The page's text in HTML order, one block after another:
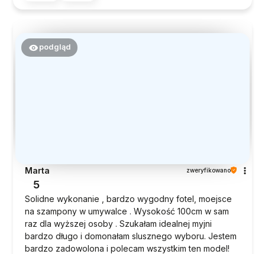
podgląd
Marta zweryfikowano
5
Solidne wykonanie , bardzo wygodny fotel, moejsce
na szampony w umywalce . Wysokość 100cm w sam
raz dla wyższej osoby . Szukałam idealnej myjni
bardzo długo i domonałam slusznego wyboru. Jestem
bardzo zadowolona i polecam wszystkim ten model!